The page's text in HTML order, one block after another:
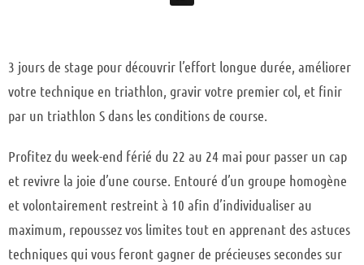
3 jours de stage pour découvrir l’effort longue durée, améliorer
votre technique en triathlon, gravir votre premier col, et finir
par un triathlon S dans les conditions de course.
Profitez du week-end férié du 22 au 24 mai pour passer un cap
et revivre la joie d’une course. Entouré d’un groupe homogène
et volontairement restreint à 10 afin d’individualiser au
maximum, repoussez vos limites tout en apprenant des astuces
techniques qui vous feront gagner de précieuses secondes sur